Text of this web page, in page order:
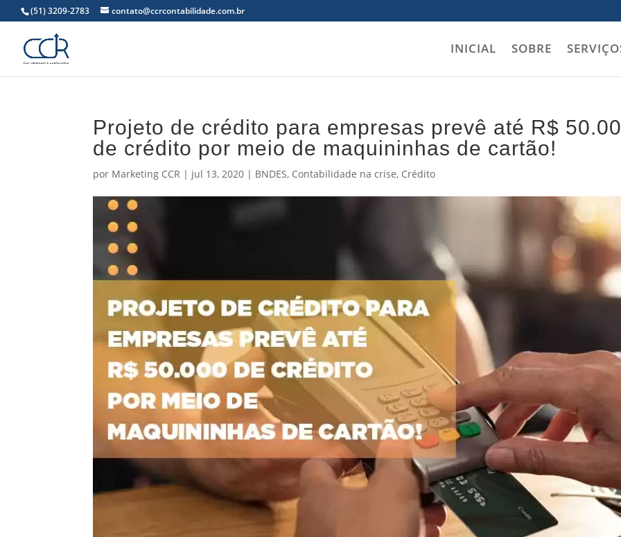
(51) 3209-2783 contato@ccrcontabilidade.com.br
INICIAL SOBRE
Projeto de crédito para empresas prevê até R$
de crédito por meio de maquininhas de cartão!
por Marketing CCR | jul 13, 2020 | BNDES, Contabilidade na crise, Crédito